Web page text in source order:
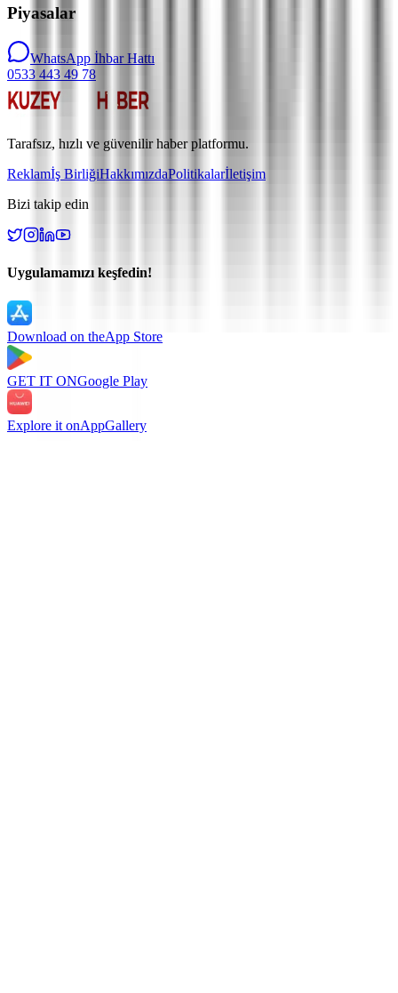
Piyasalar
WhatsApp İhbar Hattı
0533 443 49 78
Tarafsız, hızlı ve güvenilir haber platformu.
Reklamİş BirliğiHakkımızdaPolitikalarİletişim
Bizi takip edin
Uygulamamızı keşfedin!
Download on theApp Store
GET IT ONGoogle Play
Explore it onAppGallery